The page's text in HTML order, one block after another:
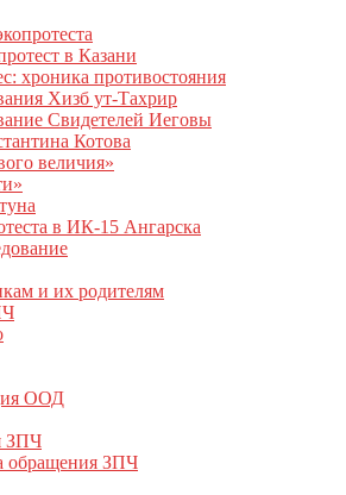
в Казани
хроника противостояния
Хизб ут-Тахрир
Свидетелей Иеговы
Котова
величия»
в ИК-15 Ангарска
и их родителям
ООД
ЗПЧ
обращения ЗПЧ